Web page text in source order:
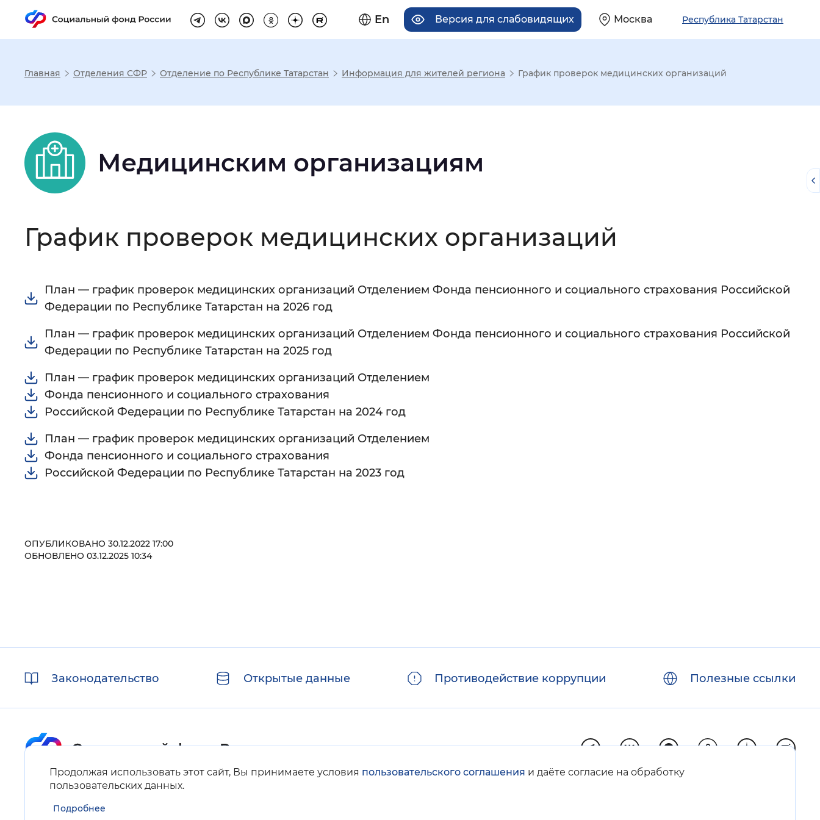
En Версия для слабовидящих Москва Республика Татарстан
Настройка режима отображения
Размер шрифта
Шрифт
Интервал между буквами: Нормальный Увеличенный Большой
Цвет сайта: Монохромный Инверсивный монохромный Синий фон
Изображения: Включены Выключены
Звуковой ассистент: Воспроизвести
Вернуть стандартные настройки
Главная Отделения СФР Отделение по Республике Татарстан Информация для жителей региона График проверок медицинских организаций
Медицинским организациям
График проверок медицинских организаций
План — график проверок медицинских организаций Отделением Фонда пенсионного и социального страхования Российской
Федерации по Республике Татарстан на 2026 год
План — график проверок медицинских организаций Отделением Фонда пенсионного и социального страхования Российской
Федерации по Республике Татарстан на 2025 год
План — график проверок медицинских организаций Отделением
Фонда пенсионного и социального страхования
Российской Федерации по Республике Татарстан на 2024 год
План — график проверок медицинских организаций Отделением
Фонда пенсионного и социального страхования
Российской Федерации по Республике Татарстан на 2023 год
ОПУБЛИКОВАНО 30.12.2022 17:00
ОБНОВЛЕНО 03.12.2025 10:34
Продолжая использовать этот сайт, Вы принимаете условия пользовательского соглашения и даёте согласие на обработку
пользовательских данных.
Подробнее
ссылкиЗаконодательство Открытые данные Противодействие коррупции Полезные ссылки
Карта сайта
Нашли ошибку на сайте?